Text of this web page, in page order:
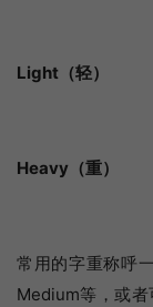
Light（轻）
Heavy（重）
常用的字重称呼
Medium等，或者